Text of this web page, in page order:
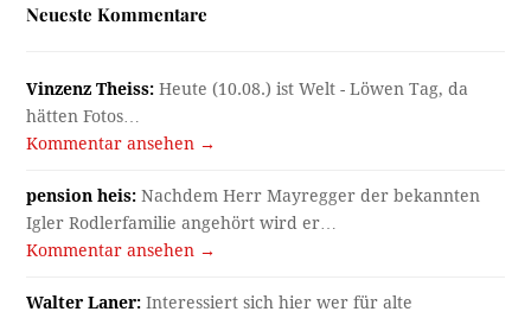
Neueste Kommentare
Vinzenz Theiss: Heute (10.08.) ist Welt - Löwen Tag, da
hätten Fotos…
Kommentar ansehen →
pension heis: Nachdem Herr Mayregger der bekannten
Igler Rodlerfamilie angehört wird er…
Kommentar ansehen →
Walter Laner: Interessiert sich hier wer für alte